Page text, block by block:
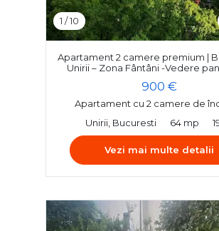
1 /10
Apartament 2 camere premium |
Unirii – Zona Fântâni -Vedere
900 €
Apartament cu 2 camere de
Unirii, Bucuresti
64 mp
Vezi mai multe detalii